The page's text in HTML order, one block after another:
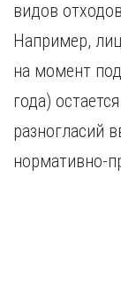
видов
Например,
на момент
года)
разногласий
нормативно-